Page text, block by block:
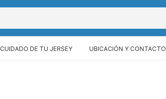
CUIDADO DE TU JERSEY UBICACIÓN Y CONTACTO